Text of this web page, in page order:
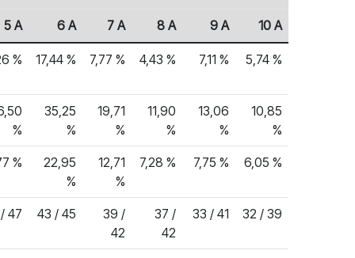
5 A 6 A 7 A 8 A 9 A 10 A
% 17,44 % 7,77 % 4,43 % 7,11 % 5,74 %
%
35,25
%
19,71
%
11,90
%
13,06
%
10,85
%
%
22,95
%
12,71
%
7,28 % 7,75 % 6,05 %
47 43 / 45
39 /
42
37 /
42
33 / 41 32 / 39